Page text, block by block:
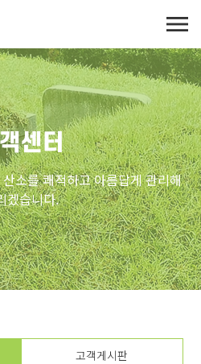
센터
소를 쾌적하고 아름답게 관리해
겠습니다.
고객게시판